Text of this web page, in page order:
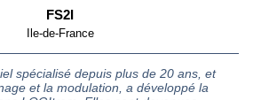
FS2I
Ile-de-France
spécialisé depuis plus de 20 ans, et
et la modulation, a développé la